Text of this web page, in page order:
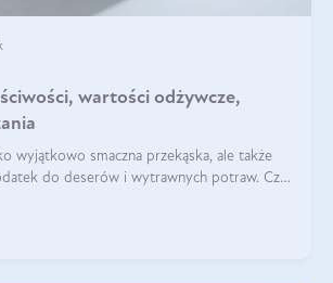
wartości odżywcze,
wyjątkowo smaczna przekąska, ale także
do deserów i wytrawnych potraw. Czy